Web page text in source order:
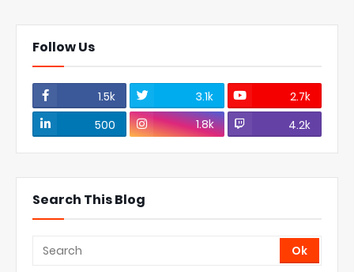
Follow Us
1.5k 3.1k
2.7k
500
1.8k 4.2k
Search This Blog